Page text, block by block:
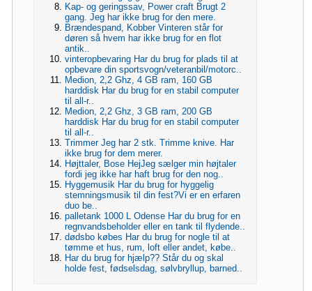
Kap- og geringssav, Power craft Brugt 2
gang. Jeg har ikke brug for den mere.
Brændespand, Kobber Vinteren står for
døren så hvem har ikke brug for en flot
antik..
vinteropbevaring Har du brug for plads til at
opbevare din sportsvogn/veteranbil/motorc..
Medion, 2,2 Ghz, 4 GB ram, 160 GB
harddisk Har du brug for en stabil computer
til all-r..
Medion, 2,2 Ghz, 3 GB ram, 200 GB
harddisk Har du brug for en stabil computer
til all-r..
Trimmer Jeg har 2 stk. Trimme knive. Har
ikke brug for dem merer.
Højttaler, Bose HejJeg sælger min højtaler
fordi jeg ikke har haft brug for den nog..
Hyggemusik Har du brug for hyggelig
stemningsmusik til din fest?Vi er en erfaren
duo be..
palletank 1000 L Odense Har du brug for en
regnvandsbeholder eller en tank til flydende..
dødsbo købes Har du brug for nogle til at
tømme et hus, rum, loft eller andet, købe..
Har du brug for hjælp?? Står du og skal
holde fest, fødselsdag, sølvbryllup, barned..